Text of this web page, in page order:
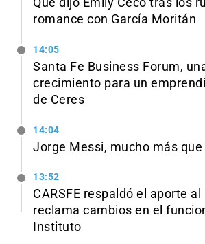
Qué dijo Emily Ceco tras los
romance con García Moritán
14:05
Santa Fe Business Forum,
crecimiento para un
de Ceres
14:04
Jorge Messi, mucho más
13:52
CARSFE respaldó el aporte al
reclama cambios en el
Instituto